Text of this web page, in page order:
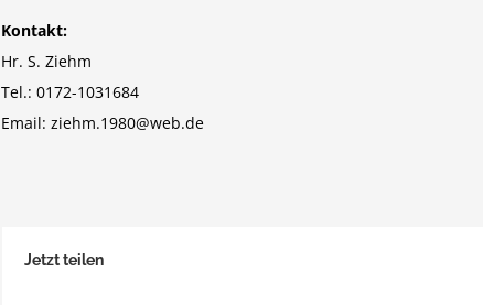
Kontakt:
Hr. S. Ziehm
Tel.: 0172-1031684
Email: ziehm.1980@web.de
Jetzt teilen